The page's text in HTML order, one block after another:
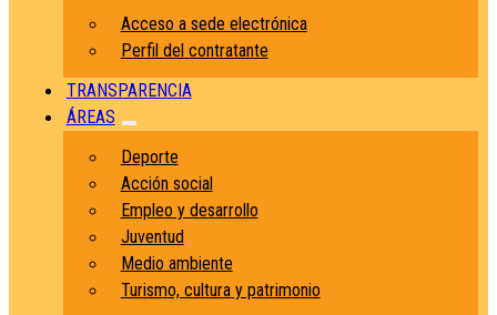
Acceso a sede electrónica
Perfil del contratante
TRANSPARENCIA
ÁREAS
Deporte
Acción social
Empleo y desarrollo
Juventud
Medio ambiente
Turismo, cultura y patrimonio